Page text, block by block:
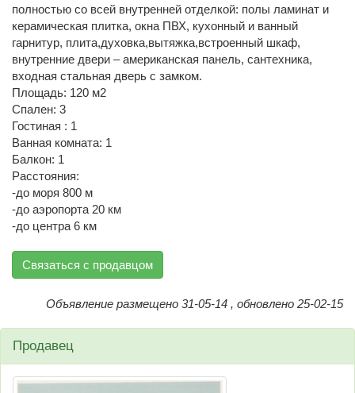
полностью со всей внутренней отделкой: полы ламинат и
керамическая плитка, окна ПВХ, кухонный и ванный
гарнитур, плита,духовка,вытяжка,встроенный шкаф,
внутренние двери – американская панель, сантехника,
входная стальная дверь с замком.
Площадь: 120 м2
Спален: 3
Гостиная : 1
Ванная комната: 1
Балкон: 1
Расстояния:
-до моря 800 м
-до аэропорта 20 км
-до центра 6 км
Связаться с продавцом
Объявление размещено 31-05-14 , обновлено 25-02-15
Продавец